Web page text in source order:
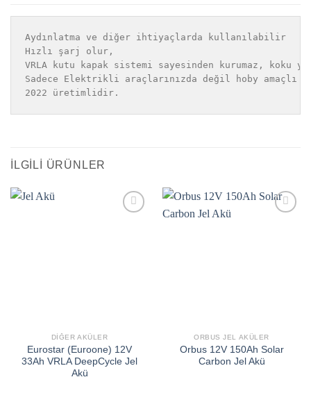
Aydınlatma ve diğer ihtiyaçlarda kullanılabilir
Hızlı şarj olur,
VRLA kutu kapak sistemi sayesinden kurumaz, koku
Sadece Elektrikli araçlarınızda değil hoby amaçlı
İLGILI ÜRÜNLER
DIĞER AKÜLER
Eurostar (Euroone) 12V
33Ah VRLA DeepCycle Jel
Akü
ORBUS JEL AKÜLER
Orbus 12V 150Ah Solar
Carbon Jel Akü